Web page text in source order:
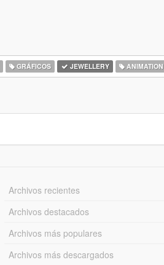
GRÁFICOS JEWELLERY ANIMATION
Archivos recientes
Archivos destacados
Archivos más populares
Archivos más descargados